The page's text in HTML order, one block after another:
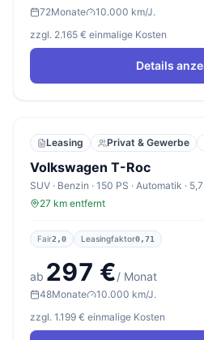
72Monate
10.000 km/J.
zzgl. 2.165 € einmalige Kosten
Details
Leasing Privat & Gewerbe
Volkswagen T-Roc
SUV · Benzin · 150 PS · Automatik ·
27 km entfernt
Fair2,0 Leasingfaktor0,71
ab 297 €/ Monat
48Monate
10.000 km/J.
zzgl. 1.199 € einmalige Kosten